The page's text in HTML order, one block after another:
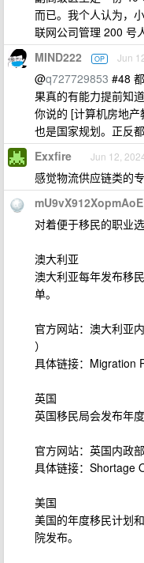
而已。我个人认为，
联网公司管理 200 号
MIND222 OP Jun
@q727729853 #48
果真的有能力提前知
你说的 [计算机房地
也是国家规划。正反
Exxfire Jun 12,
感觉物流供应链类的
对着便于移民的职业
澳大利亚
澳大利亚每年发布移
单。
官方网站：澳大利亚
）
具体链接：Migration
英国
英国移民局会发布年
官方网站：英国内政
具体链接：Shortage
美国
美国的年度移民计划
院发布。